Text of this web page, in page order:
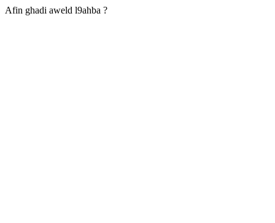
Afin ghadi aweld l9ahba ?